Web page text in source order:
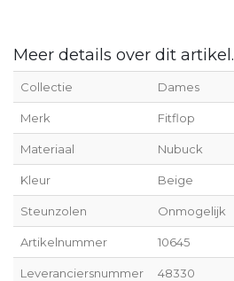
Meer details over dit artikel.
Collectie Dames
Merk Fitflop
Materiaal Nubuck
Kleur Beige
Steunzolen Onmogelijk
Artikelnummer 10645
Leveranciersnummer 48330